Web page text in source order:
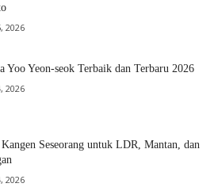
2026
Yoo Yeon-seok Terbaik dan Terbaru 2026
2026
Seseorang untuk LDR, Mantan, dan
2026